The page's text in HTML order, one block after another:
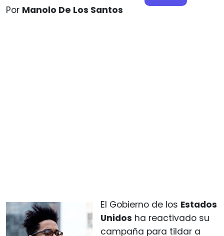
Por Manolo De Los Santos
El Gobierno de los Estados
Unidos ha reactivado su
campaña para tildar a